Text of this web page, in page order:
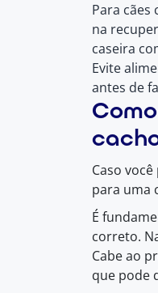
Para
na
caseira
Evite
antes de
Caso
para uma
É
correto.
Cabe ao
que pode